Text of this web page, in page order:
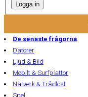
Logga in
De senaste frågorna
Datorer
Ljud & Bild
Mobilt & Surfplattor
Nätverk & Trådlöst
Spel